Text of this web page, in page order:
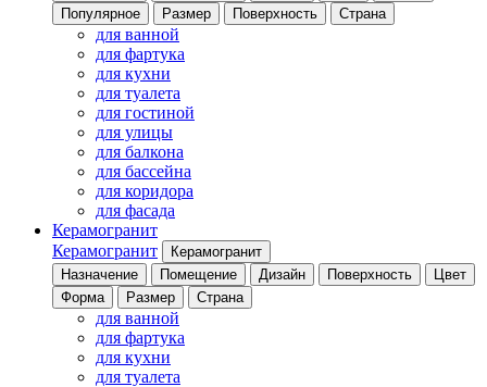
Популярное
Размер Поверхность Страна
для ванной
для фартука
для кухни
для туалета
для гостиной
для улицы
для балкона
для бассейна
для коридора
для фасада
Керамогранит
Керамогранит
Керамогранит
Назначение
Помещение Дизайн Поверхность
Цвет
Форма
Размер Страна
для ванной
для фартука
для кухни
для туалета